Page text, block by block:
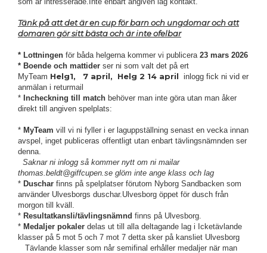
Tänk på att det är en cup för barn och ungdomar och att
domaren gör sitt bästa och är inte ofelbar
* Lottningen för båda helgerna kommer vi publicera 23 mars 2026
* Boende och mattider ser ni som valt det på ert
MyTeam Helg1, 7 april, Helg 2 14 april inlogg fick ni vid er
anmälan i returmail
* Incheckning till match behöver man inte göra utan man åker
direkt till angiven spelplats:
* MyTeam vill vi ni fyller i er laguppställning senast en vecka innan
avspel, inget publiceras offentligt utan enbart tävlingsnämnden ser
denna.
Saknar ni inlogg så kommer nytt om ni mailar
thomas.beldt@giffcupen.se glöm inte ange klass och lag
* Duschar finns på spelplatser förutom Nyborg Sandbacken som
använder Ulvesborgs duschar.Ulvesborg öppet för dusch från
morgon till kväll.
* Resultatkansli/tävlingsnämnd finns på Ulvesborg.
* Medaljer pokaler delas ut till alla deltagande lag i Icketävlande
klasser på 5 mot 5 och 7 mot 7 detta sker på kansliet Ulvesborg
Tävlande klasser som når semifinal erhåller medaljer när man